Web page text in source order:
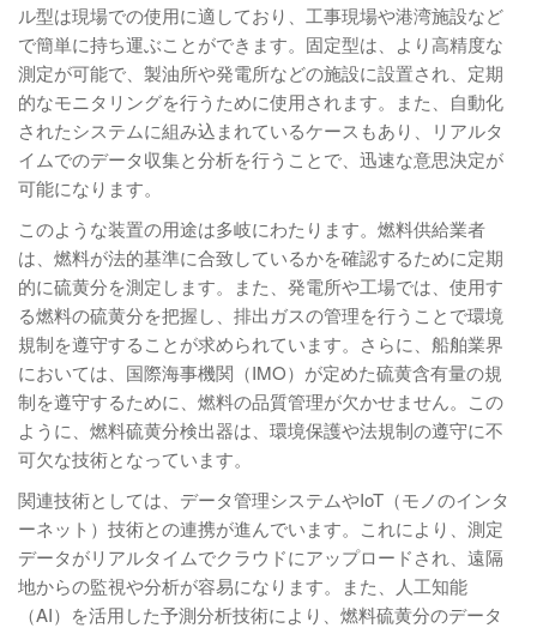
ル型は現場での使用に適しており、工事現場や港湾施設など
で簡単に持ち運ぶことができます。固定型は、より高精度な
測定が可能で、製油所や発電所などの施設に設置され、定期
的なモニタリングを行うために使用されます。また、自動化
されたシステムに組み込まれているケースもあり、リアルタ
イムでのデータ収集と分析を行うことで、迅速な意思決定が
可能になります。
このような装置の用途は多岐にわたります。燃料供給業者
は、燃料が法的基準に合致しているかを確認するために定期
的に硫黄分を測定します。また、発電所や工場では、使用す
る燃料の硫黄分を把握し、排出ガスの管理を行うことで環境
規制を遵守することが求められています。さらに、船舶業界
においては、国際海事機関（IMO）が定めた硫黄含有量の規
制を遵守するために、燃料の品質管理が欠かせません。この
ように、燃料硫黄分検出器は、環境保護や法規制の遵守に不
可欠な技術となっています。
関連技術としては、データ管理システムやIoT（モノのインタ
ーネット）技術との連携が進んでいます。これにより、測定
データがリアルタイムでクラウドにアップロードされ、遠隔
地からの監視や分析が容易になります。また、人工知能
（AI）を活用した予測分析技術により、燃料硫黄分のデータ